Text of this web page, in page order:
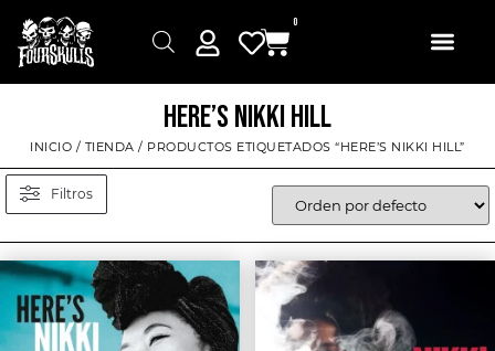
0
HERE’S NIKKI HILL
INICIO / TIENDA / PRODUCTOS ETIQUETADOS “HERE’S NIKKI HILL”
Filtros